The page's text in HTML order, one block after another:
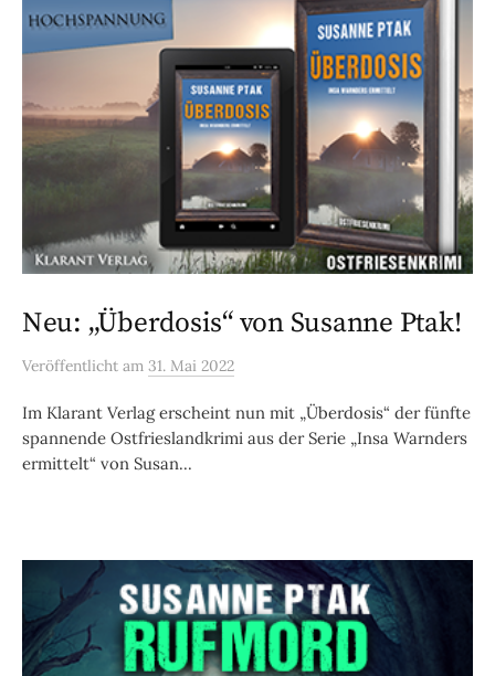
Neu: „Überdosis“ von Susanne Ptak!
Veröffentlicht am 31. Mai 2022
Im Klarant Verlag erscheint nun mit „Überdosis“ der fünfte
spannende Ostfrieslandkrimi aus der Serie „Insa Warnders
ermittelt“ von Susan...